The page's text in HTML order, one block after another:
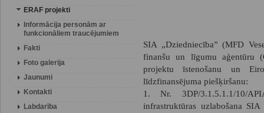
ERAF projekti
Informācija personām ar
funkcionāliem traucējumiem
Fakti
Foto galerija
Jaunumi
Kontakti
Labdarība
SIA „Dziedniecība” (MFD
finanšu un līgumu aģentūru
projektu īstenošanu un
līdzfinansējuma piešķiršanu:
1. Nr. 3DP/3.1.5.1.1/10/
infrastruktūras uzlabošana